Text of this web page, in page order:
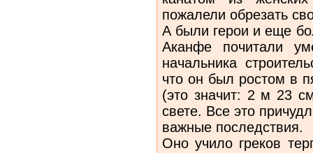
пожалели обрезать
А были герои и еще
Аканфе почитали
начальника
что он был ростом в
(это значит: 2 м 23
свете. Все это
важные последствия.
Оно учило греков